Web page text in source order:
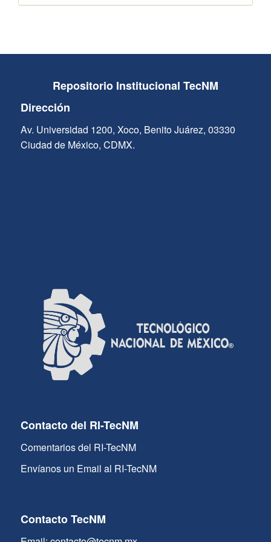
Repositorio Institucional TecNM
Dirección
Av. Universidad 1200, Xoco, Benito Juárez, 03330
Ciudad de México, CDMX.
Contacto del RI-TecNM
Comentarios del RI-TecNM
Envíanos un Email al RI-TecNM
Contacto TecNM